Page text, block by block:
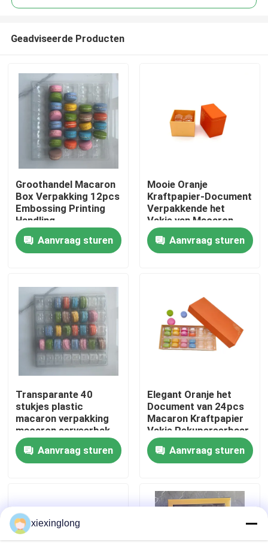
Huis
Producten
Video's
Over ons
Fabriekstocht
Kwaliteitscontrole
Neem contact met ons op
Gevallen
Geadviseerde Producten
Groothandel Macaron
Box Verpakking 12pcs
Embossing Printing
Handling
Aanvraag sturen
Mooie Oranje
Kraftpapier-Document
Verpakkende het
Vakje van Macaron
Rekupereerbare
UVdeklaag 2pcs
Aanvraag sturen
Transparante 40
stukjes plastic
macaron verpakking
macaron serveerbak
Aanvraag sturen
Elegant Oranje het
Document van 24pcs
Macaron Kraftpapier
Vakje Rekupereerbaar
met Plastic Binnen
Aanvraag sturen
xiexinglong